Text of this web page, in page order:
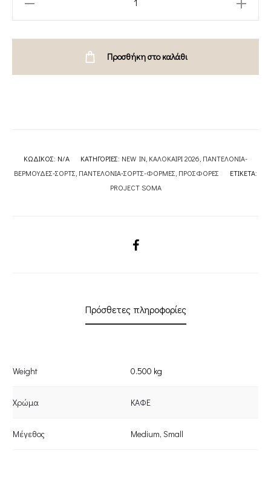
Προσθήκη στο καλάθι
ΚΩΔΙΚΌΣ: N/A ΚΑΤΗΓΟΡΊΕΣ: NEW IN, ΚΑΛΟΚΑΙΡΙ 2026, ΠΑΝΤΕΛΟΝΙΑ-
ΒΕΡΜΟΥΔΕΣ-ΣΟΡΤΣ, ΠΑΝΤΕΛΟΝΙΑ-ΣΟΡΤΣ-ΦΟΡΜΕΣ, ΠΡΟΣΦΟΡΕΣ
ΕΤΙΚΈΤΑ:
PROJECT SOMA
SHARE
Πρόσθετες πληροφορίες
Weight 0.500 kg
Χρώμα ΚΑΦΕ
Μέγεθος Medium, Small